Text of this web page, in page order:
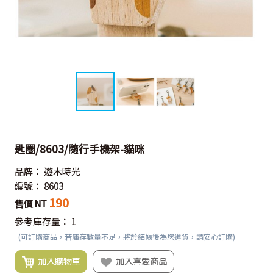
匙圈/8603/隨行手機架-貓咪
品牌： 遊木時光
編號： 8603
售價 NT 190
參考庫存量： 1
(可訂購商品，若庫存數量不足，將於結帳後為您進貨，請安心訂購)
加入購物車 加入喜愛商品